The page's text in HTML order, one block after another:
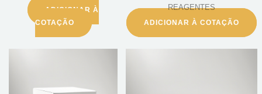
ADICIONAR À
COTAÇÃO
REAGENTES
ADICIONAR À COTAÇÃO